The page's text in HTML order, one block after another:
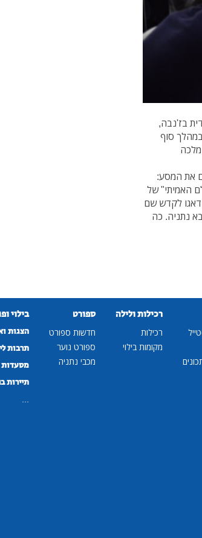
בז'נבה,
סוף
את המסע:
האמיתי" של
לקדש שם
נתניה. כה
רכילות ולילה
רכילות
מקומות בילוי
ספורט
חדשות ספורט
ספורט נוער
מכבי נתניה
בילוי
הצגות
תרבות
מסעדות
תיירות
...